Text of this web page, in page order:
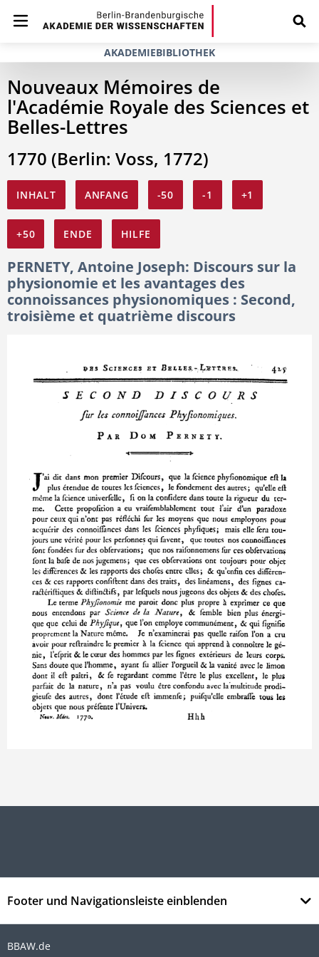
AKADEMIEBIBLIOTHEK
Nouveaux Mémoires de
l'Académie Royale des Sciences et
Belles-Lettres
1770 (Berlin: Voss, 1772)
INHALT ANFANG -50 -1 +1
+50 ENDE HILFE
PERNETY, Antoine Joseph: Discours sur la
physionomie et les avantages des
connoissances physionomiques : Second,
troisième et quatrième discours
Footer und Navigationsleiste einblenden
BBAW.de